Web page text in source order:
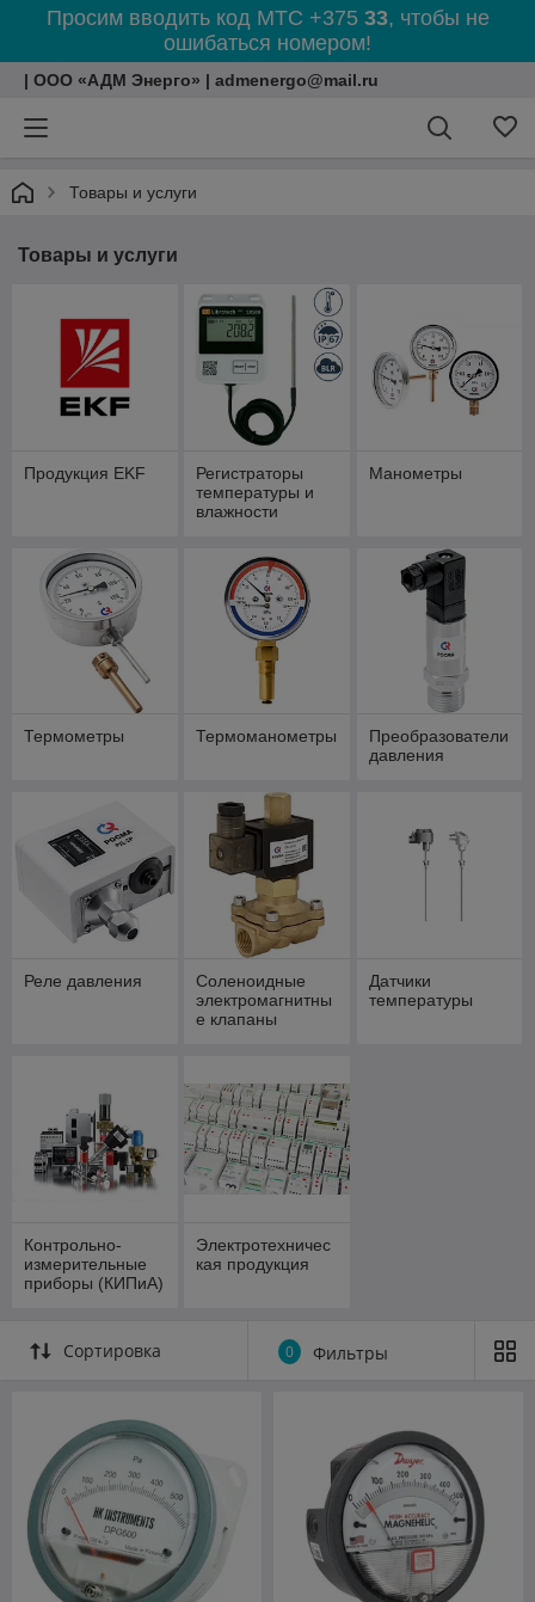
Просим вводить код МТС +375 33, чтобы не
ошибаться номером!
| ООО «АДМ Энерго» | admenergo@mail.ru
Товары и услуги
Товары и услуги
Продукция EKF
Регистраторы
температуры и
влажности
Манометры
Термометры Термоманометры
Преобразователи
давления
Реле давления
Соленоидные
электромагнитны
е клапаны
Датчики
температуры
Контрольно-
измерительные
приборы (КИПиА)
Электротехничес
кая продукция
Сортировка 0 Фильтры